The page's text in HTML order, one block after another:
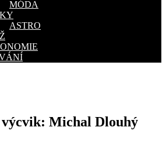
MÓDA
ASTRO
Michal Dlouhý